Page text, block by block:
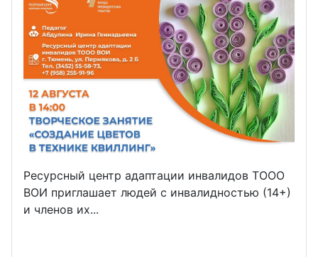
Ресурсный центр адаптации инвалидов ТООО
ВОИ приглашает людей с инвалидностью (14+)
и членов их...